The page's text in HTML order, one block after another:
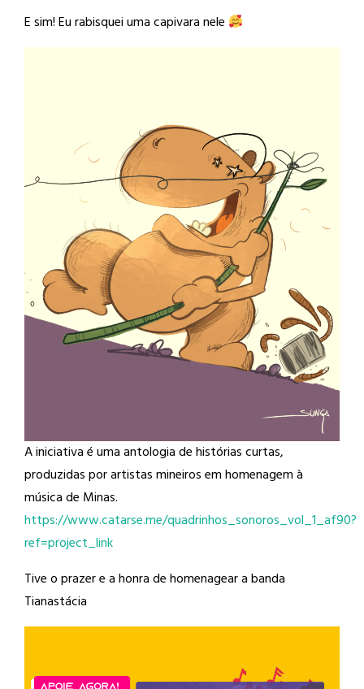
E sim! Eu rabisquei uma capivara nele
A iniciativa é uma antologia de histórias curtas,
produzidas por artistas mineiros em homenagem à
música de Minas.
https://www.catarse.me/quadrinhos_sonoros_vol_1_af90?
ref=project_link
Tive o prazer e a honra de homenagear a banda
Tianastácia